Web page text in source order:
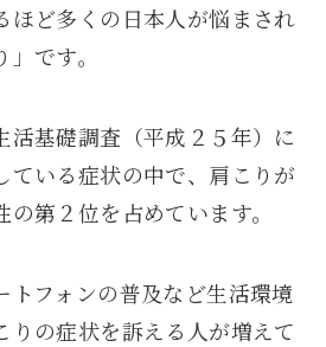
ほど多くの日本人が悩まされ
です。
活基礎調査（平成２５年）に
ている症状の中で、肩こりが
第２位を占めています。
トフォンの普及など生活環境
りの症状を訴える人が増えて